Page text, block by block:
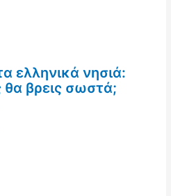
ελληνικά νησιά:
θα βρεις σωστά;